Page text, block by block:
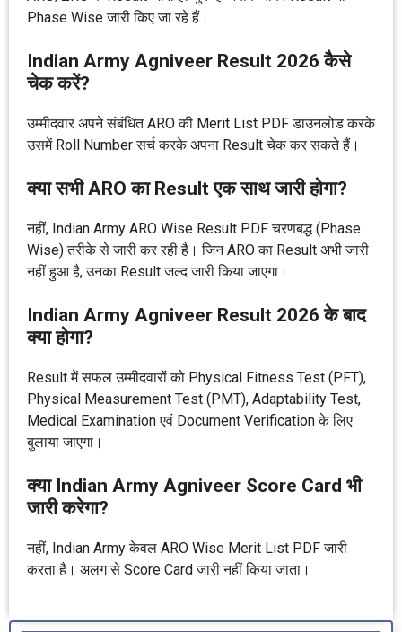
Phase Wise जारी किए जा रहे हैं।
Indian Army Agniveer Result 2026 कैसे
चेक करें?
उम्मीदवार अपने संबंधित ARO की Merit List PDF डाउनलोड करके
उसमें Roll Number सर्च करके अपना Result चेक कर सकते हैं।
क्या सभी ARO का Result एक साथ जारी होगा?
नहीं, Indian Army ARO Wise Result PDF चरणबद्ध (Phase
Wise) तरीके से जारी कर रही है। जिन ARO का Result अभी जारी
नहीं हुआ है, उनका Result जल्द जारी किया जाएगा।
Indian Army Agniveer Result 2026 के बाद
क्या होगा?
Result में सफल उम्मीदवारों को Physical Fitness Test (PFT),
Physical Measurement Test (PMT), Adaptability Test,
Medical Examination एवं Document Verification के लिए
बुलाया जाएगा।
क्या Indian Army Agniveer Score Card भी
जारी करेगा?
नहीं, Indian Army केवल ARO Wise Merit List PDF जारी
करता है। अलग से Score Card जारी नहीं किया जाता।